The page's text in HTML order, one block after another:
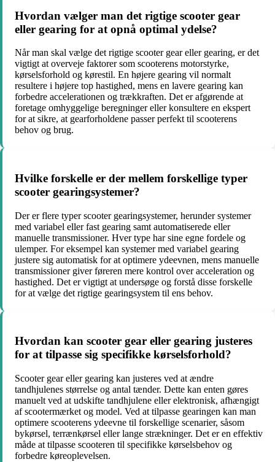
Hvordan vælger man det rigtige scooter gear
eller gearing for at opnå optimal ydelse?
Når man skal vælge det rigtige scooter gear eller gearing, er det
vigtigt at overveje faktorer som scooterens motorstyrke,
kørselsforhold og kørestil. En højere gearing vil normalt
resultere i højere top hastighed, mens en lavere gearing kan
forbedre accelerationen og trækkraften. Det er afgørende at
foretage omhyggelige beregninger eller konsultere en ekspert
for at sikre, at gearforholdene passer perfekt til scooterens
behov og brug.
Hvilke forskelle er der mellem forskellige typer
scooter gearingsystemer?
Der er flere typer scooter gearingsystemer, herunder systemer
med variabel eller fast gearing samt automatiserede eller
manuelle transmissioner. Hver type har sine egne fordele og
ulemper. For eksempel kan systemer med variabel gearing
justere sig automatisk for at optimere ydeevnen, mens manuelle
transmissioner giver føreren mere kontrol over acceleration og
hastighed. Det er vigtigt at undersøge og forstå disse forskelle
for at vælge det rigtige gearingsystem til ens behov.
Hvordan kan scooter gear eller gearing justeres
for at tilpasse sig specifikke kørselsforhold?
Scooter gear eller gearing kan justeres ved at ændre
tandhjulenes størrelse og antal tænder. Dette kan enten gøres
manuelt ved at udskifte tandhjulene eller elektronisk, afhængigt
af scootermærket og model. Ved at tilpasse gearingen kan man
optimere scooterens ydeevne til forskellige scenarier, såsom
bykørsel, terrænkørsel eller lange strækninger. Det er en effektiv
måde at tilpasse scooteren til specifikke kørselsbehov og
forbedre køreoplevelsen.